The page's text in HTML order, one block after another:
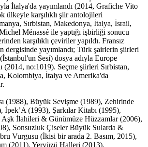
İtalya'da yayımlandı (2014, Grafiche Vito
ülkeyle karşılıklı şiir antolojileri
Sırbistan, Makedonya, İtalya, İsrail,
Ménassé ile yaptığı işbirliği sonucu
karşılıklı çeviriler yapıldı. Fransız
dergisinde yayımlandı; Türk şairlerin şiirleri
Sesi) dosya adıyla Europe
(2014, no:1019). Seçme şiirleri Sırbistan,
Kolombiya, İtalya ve Amerika'da
(1988), Büyük Sevişme (1989), Zehirinde
İpek’A (1993), Şarkılar Kitabı (1995),
Aşk İlahileri & Günümüze Hüzzamlar (2006),
Sonsuzluk Çiseler Büyük Sularda &
Vurgusu (İkisi bir arada 2. Basım, 2015),
(2011), Yeryüzü Halleri (2013).